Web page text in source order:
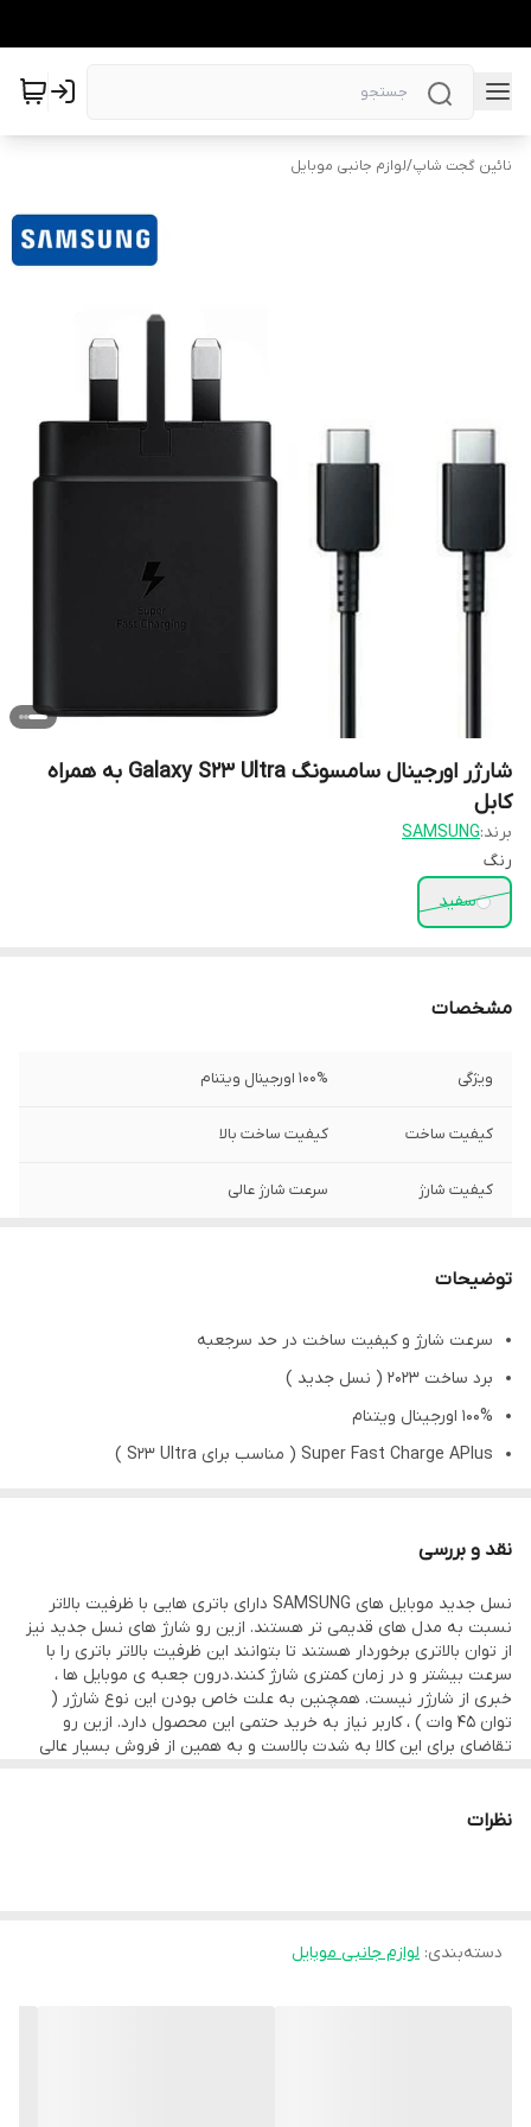
نائین گجت شاپ/لوازم جانبی موبایل
شارژر اورجینال سامسونگ Galaxy S23 Ultra به همراه
کابل
برند:SAMSUNG
رنگ
سفید
مشخصات
ویژگی 100% اورجینال ویتنام
کیفیت ساخت کیفیت ساخت بالا
کیفیت شارژ سرعت شارژ عالی
توضیحات
سرعت شارژ و کیفیت ساخت در حد سرجعبه
برد ساخت 2023 ( نسل جدید )
100% اورجینال ویتنام
Super Fast Charge APlus ( مناسب برای S23 Ultra )
کیفیت شارژر استثنایی
45 وات
MADE IN VIETNAM ( عکس در آلبوم تصایر )
درگاه خروجی PD
کیفیت ساخت بی نظیر
3 پین
در حد سرجعبه شرکتی
نقد و بررسی
نسل جدید موبایل های SAMSUNG دارای باتری هایی با ظرفیت بالاتر
نسبت به مدل های قدیمی تر هستند. ازین رو شارژ های نسل جدید نیز
از توان بالاتری برخوردار هستند تا بتوانند این ظرفیت بالاتر باتری را با
سرعت بیشتر و در زمان کمتری شارژ کنند.درون جعبه ی موبایل ها ،
خبری از شارژر نیست. همچنین به علت خاص بودن این نوع شارژر (
توان 45 وات ) ، کاربر نیاز به خرید حتمی این محصول دارد. ازین رو
تقاضای برای این کالا به شدت بالاست و به همین از فروش بسیار عالی
توانید در آلبوم تصاویر مشاهده بفرمایید.
نظرات
دسته‌بندی: لوازم جانبی موبایل